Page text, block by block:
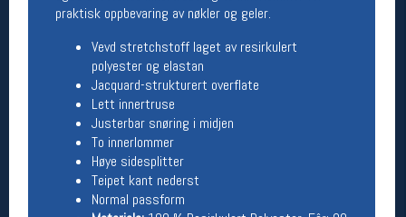
praktisk oppbevaring av nøkler og geler.
Vevd stretchstoff laget av resirkulert
polyester og elastan
Jacquard-strukturert overflate
Lett innertruse
Justerbar snøring i midjen
To innerlommer
Høye sidesplitter
Teipet kant nederst
Normal passform
MELD DEG INN GRATIS
Åpningstider verkstedet
Man-Fredag:
Lørdag:
11-16
Om verkstedet
For å bestille time må du logge inn i
nettbutikken og trykke på den nederste blå
linjen